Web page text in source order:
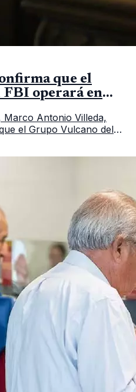
que el
operará en
Marco Antonio Villeda,
el Grupo Vulcano del
del Ministerio